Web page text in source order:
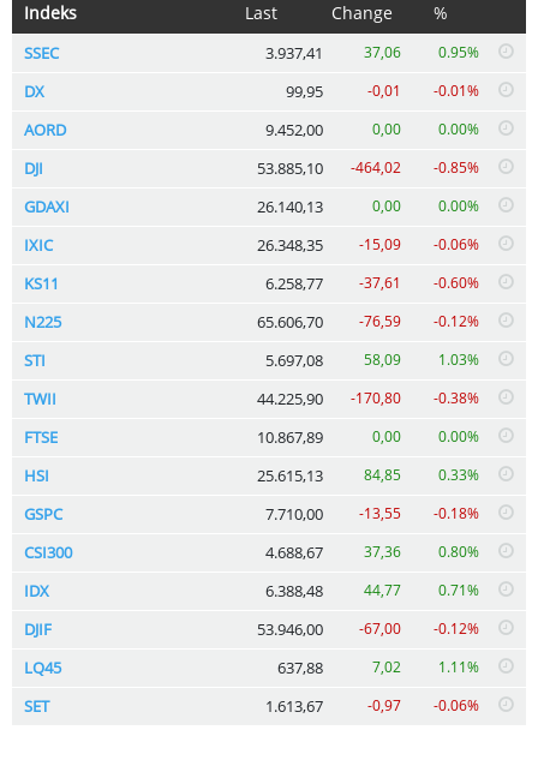
Indeks Last Change %
SSEC 3.937,41 37,06 0.95%
DX 99,95 -0,01 -0.01%
AORD 9.452,00 0,00 0.00%
DJI 53.885,10 -464,02 -0.85%
GDAXI 26.140,13 0,00 0.00%
IXIC 26.348,35 -15,09 -0.06%
KS11 6.258,77 -37,61 -0.60%
N225 65.606,70 -76,59 -0.12%
STI 5.697,08 58,09 1.03%
TWII 44.225,90 -170,80 -0.38%
FTSE 10.867,89 0,00 0.00%
HSI 25.615,13 84,85 0.33%
GSPC 7.710,00 -13,55 -0.18%
CSI300 4.688,67 37,36 0.80%
IDX 6.388,48 44,77 0.71%
DJIF 53.946,00 -67,00 -0.12%
LQ45 637,88 7,02 1.11%
SET 1.613,67 -0,97 -0.06%